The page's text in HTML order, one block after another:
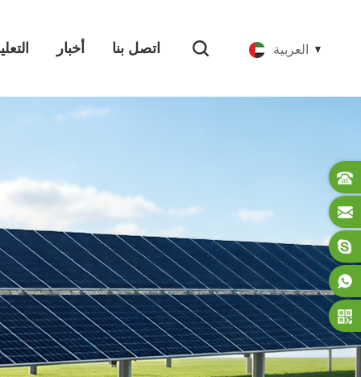
العربية أخبار اتصل بنا